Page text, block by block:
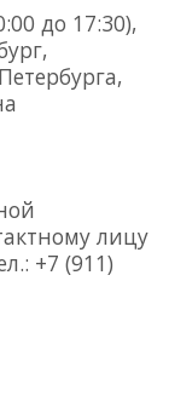
до 17:30),
лицу
+7 (911)